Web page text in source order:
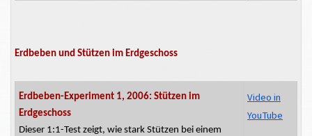
Erdbeben und Stützen im Erdgeschoss
Erdbeben-Experiment 1, 2006: Stützen im
Erdgeschoss
Dieser 1:1-Test zeigt, wie stark Stützen bei einem
Video in
YouTube